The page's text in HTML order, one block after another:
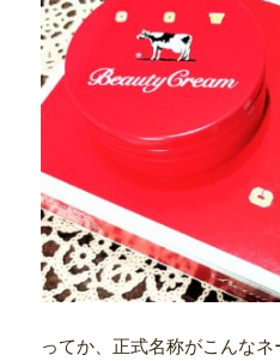
ってか、正式名称がこんな